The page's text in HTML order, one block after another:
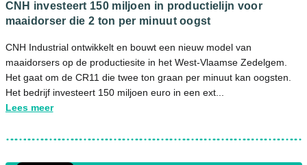
CNH investeert 150 miljoen in productielijn voor
maaidorser die 2 ton per minuut oogst
CNH Industrial ontwikkelt en bouwt een nieuw model van
maaidorsers op de productiesite in het West-Vlaamse Zedelgem.
Het gaat om de CR11 die twee ton graan per minuut kan oogsten.
Het bedrijf investeert 150 miljoen euro in een ext...
Lees meer